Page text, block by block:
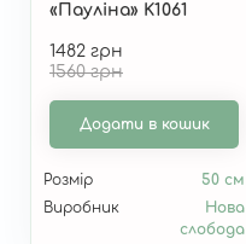
«Пауліна» K1061
1482 грн
1560 грн
Додати в кошик
Розмір
50 см
Виробник
Нова
слобода